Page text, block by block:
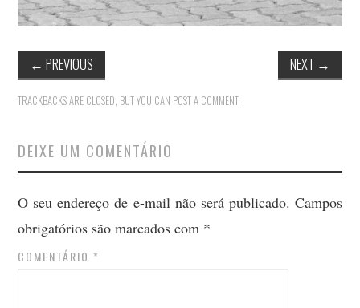
← PREVIOUS NEXT →
TRACKBACKS ARE CLOSED, BUT YOU CAN POST A COMMENT.
DEIXE UM COMENTÁRIO
O seu endereço de e-mail não será publicado. Campos
obrigatórios são marcados com *
COMENTÁRIO *